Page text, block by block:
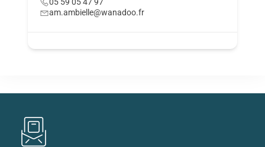
am.ambielle@wanadoo.fr